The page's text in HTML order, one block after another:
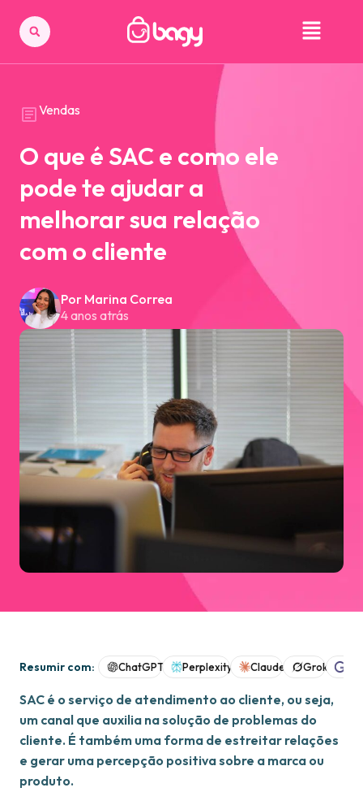
Vendas
O que é SAC e como ele
pode te ajudar a
melhorar sua relação
com o cliente
Por Marina Correa
4 anos atrás
Resumir com: ChatGPT Perplexity Claude Grok
SAC é o serviço de atendimento ao cliente, ou seja,
um canal que auxilia na solução de problemas do
cliente. É também uma forma de estreitar relações
e gerar uma percepção positiva sobre a marca ou
produto.